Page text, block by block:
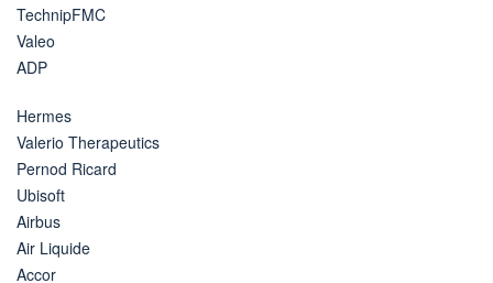
TechnipFMC
Valeo
ADP
Hermes
Valerio Therapeutics
Pernod Ricard
Ubisoft
Airbus
Air Liquide
Accor